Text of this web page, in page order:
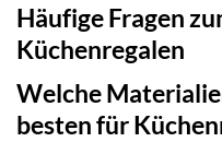
Häufige Fragen
Küchenregalen
Welche
besten für